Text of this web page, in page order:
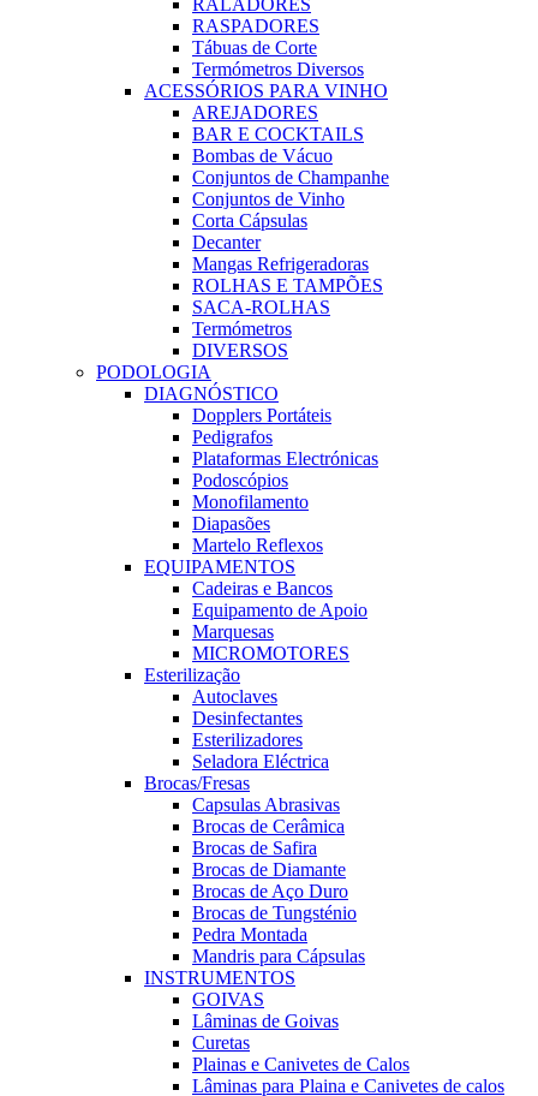
RALADORES
RASPADORES
Tábuas de Corte
Termómetros Diversos
ACESSÓRIOS PARA VINHO
AREJADORES
BAR E COCKTAILS
Bombas de Vácuo
Conjuntos de Champanhe
Conjuntos de Vinho
Corta Cápsulas
Decanter
Mangas Refrigeradoras
ROLHAS E TAMPÕES
SACA-ROLHAS
Termómetros
DIVERSOS
PODOLOGIA
DIAGNÓSTICO
Dopplers Portáteis
Pedigrafos
Plataformas Electrónicas
Podoscópios
Monofilamento
Diapasões
Martelo Reflexos
EQUIPAMENTOS
Cadeiras e Bancos
Equipamento de Apoio
Marquesas
MICROMOTORES
Esterilização
Autoclaves
Desinfectantes
Esterilizadores
Seladora Eléctrica
Brocas/Fresas
Capsulas Abrasivas
Brocas de Cerâmica
Brocas de Safira
Brocas de Diamante
Brocas de Aço Duro
Brocas de Tungsténio
Pedra Montada
Mandris para Cápsulas
INSTRUMENTOS
GOIVAS
Lâminas de Goivas
Curetas
Plainas e Canivetes de Calos
Lâminas para Plaina e Canivetes de calos